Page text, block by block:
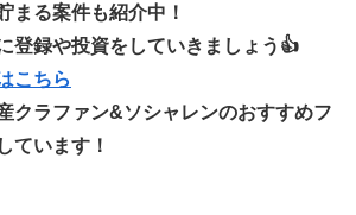
まる案件も紹介中！
登録や投資をしていきましょう👍
こちら
クラファン&ソシャレンのおすすめフ
ています！